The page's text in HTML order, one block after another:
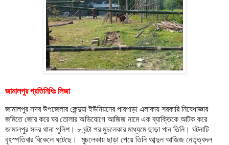
জামালপুর প্রতিনিধিঃ লিজা
জামালপুর সদর উপজেলার কেন্দুয়া ইউনিয়নের পারপাড়া এলাকায় সরকারি নিষেধাজ্ঞার
জমিতে জোর করে ঘর তোলার অভিযোগে আজিজ নামে এক ব্যাক্তিকে আটক করে
জামালপুর সদর থানা পুলিশ। ৮ ঘন্টা পর মুচলেকার মাধ্যমে ছাড়া পান তিনি। ঘটনাটি
বৃহস্পতিবার বিকেলে ঘটেছে। মুচলেকায় ছাড়া পেয়ে তিনি আব্দুল আজিজ নেতৃত্বদল